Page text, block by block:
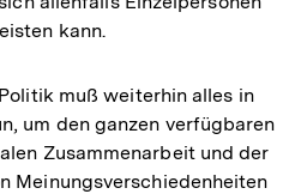
kann.
muß weiterhin alles in
um den ganzen verfügbaren
Zusammenarbeit und der
Meinungsverschiedenheiten